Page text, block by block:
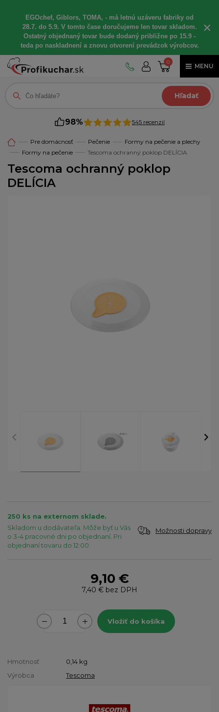
EGOchef, Giblors, TOMA, - má letnú uzáveru fabriky od
28.7. do 5.9. V tomto čase doručujeme len tovar skladom.
Ostatný objednaný tovar bude dodaný približne po 15.9 -
teda po naskladnení a znovu otvorení prevádzok výrobcov.
×
0
MENU
Hľadať
98% 545 recenzií
Pre domácnosť Pečenie
Formy na pečenie a plechy
Formy na pečenie
Tescoma ochranný poklop DELÍCIA
Tescoma ochranný poklop
DELÍCIA
250 ks na externom sklade.
Skladom u dodávateľa. Môže byť u Vás
o 3-4 pracovné dni po objednaní. Pri
objednaní tovaru do 12:00.
Možnosti dopravy
9,10 €
7,40 € bez DPH
Vložiť do košíka
Hmotnosť 0,14 kg
Výrobca
Tescoma